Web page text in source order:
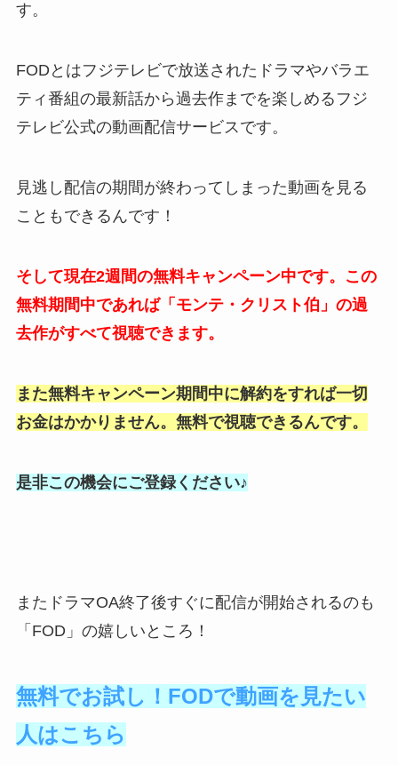
す。
FODとはフジテレビで放送されたドラマやバラエ
ティ番組の最新話から過去作までを楽しめるフジ
テレビ公式の動画配信サービスです。
見逃し配信の期間が終わってしまった動画を見る
こともできるんです！
そして現在2週間の無料キャンペーン中です。この
無料期間中であれば「モンテ・クリスト伯」の過
去作がすべて視聴できます。
また無料キャンペーン期間中に解約をすれば一切
お金はかかりません。無料で視聴できるんです。
是非この機会にご登録ください♪
またドラマOA終了後すぐに配信が開始されるのも
「FOD」の嬉しいところ！
無料でお試し！FODで動画を見たい
人はこちら